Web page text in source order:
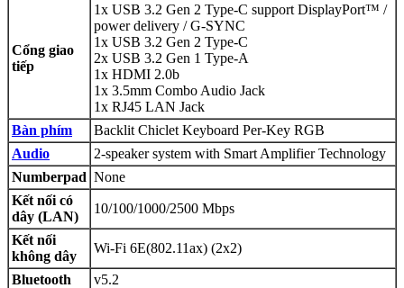
Cổng giao
tiếp
1x USB 3.2 Gen 2 Type-C support DisplayPort™ /
power delivery / G-SYNC
1x USB 3.2 Gen 2 Type-C
2x USB 3.2 Gen 1 Type-A
1x HDMI 2.0b
1x 3.5mm Combo Audio Jack
1x RJ45 LAN Jack
Bàn phím
Backlit Chiclet Keyboard Per-Key RGB
Audio
2-speaker system with Smart Amplifier Technology
Numberpad None
Kết nối có
dây (LAN)
10/100/1000/2500 Mbps
Kết nối
không dây
Wi-Fi 6E(802.11ax) (2x2)
Bluetooth
v5.2